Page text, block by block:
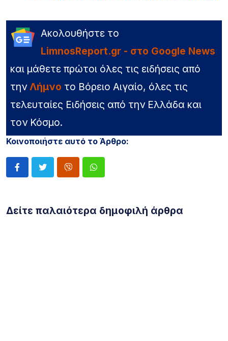
Ακολουθήστε το
LimnosReport.gr - στο Google News
και μάθετε πρώτοι όλες τις ειδήσεις από
την Λήμνο το Βόρειο Αιγαίο, όλες τις
τελευταίες Ειδήσεις από την Ελλάδα και
τον Κόσμο.
Κοινοποιήστε αυτό το Άρθρο:
Δείτε παλαιότερα δημοφιλή άρθρα